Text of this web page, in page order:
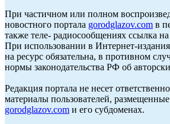
При частичном или полном
новостного портала gorodglazov.com в
также теле- радиосообщениях ссылка на
При использовании в Интернет-
на ресурс обязательна, в противном
нормы законодательства РФ об
Редакция портала не несет
материалы пользователей,
gorodglazov.com и его субдоменах.